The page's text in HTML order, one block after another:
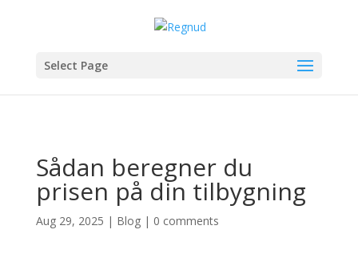
Select Page
Sådan beregner du
prisen på din tilbygning
Aug 29, 2025 | Blog| 0 comments